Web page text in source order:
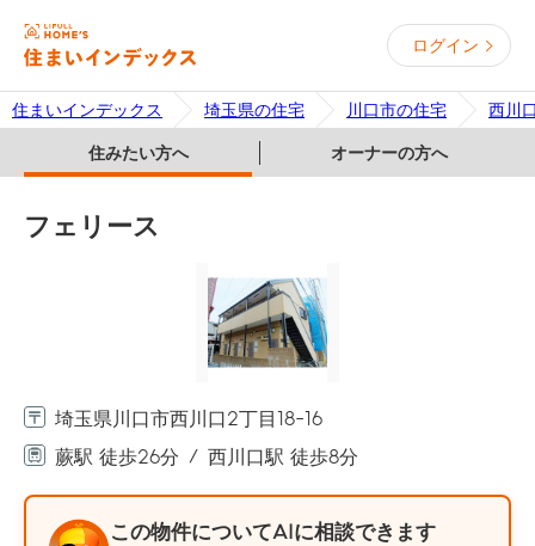
ログイン
住まいインデックス 埼玉県の住宅 川口市の住宅 西川
住みたい方へ オーナーの方へ
フェリース
埼玉県川口市西川口2丁目18-16
蕨駅 徒歩26分
西川口駅 徒歩8分
この物件についてAIに相談できます